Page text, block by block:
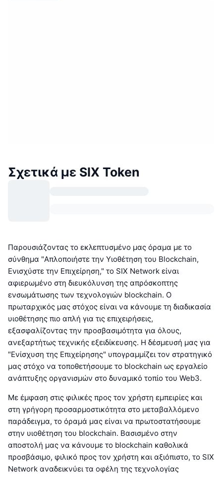
Σχετικά με SIX Token
Παρουσιάζοντας το εκλεπτυσμένο μας όραμα με το
σύνθημα "Απλοποιήστε την Υιοθέτηση του Blockchain,
Ενισχύστε την Επιχείρηση," το SIX Network είναι
αφιερωμένο στη διευκόλυνση της απρόσκοπτης
ενσωμάτωσης των τεχνολογιών blockchain. Ο
πρωταρχικός μας στόχος είναι να κάνουμε τη διαδικασία
υιοθέτησης πιο απλή για τις επιχειρήσεις,
εξασφαλίζοντας την προσβασιμότητα για όλους,
ανεξαρτήτως τεχνικής εξειδίκευσης. Η δέσμευσή μας για
"Ενίσχυση της Επιχείρησης" υπογραμμίζει τον στρατηγικό
μας στόχο να τοποθετήσουμε το blockchain ως εργαλείο
ανάπτυξης οργανισμών στο δυναμικό τοπίο του Web3.
Με έμφαση στις φιλικές προς τον χρήστη εμπειρίες και
στη γρήγορη προσαρμοστικότητα στο μεταβαλλόμενο
παράδειγμα, το όραμά μας είναι να πρωτοστατήσουμε
στην υιοθέτηση του blockchain. Βασισμένο στην
αποστολή μας να κάνουμε το blockchain καθολικά
προσβάσιμο, φιλικό προς τον χρήστη και αξιόπιστο, το SIX
Network αναδεικνύει τα οφέλη της τεχνολογίας